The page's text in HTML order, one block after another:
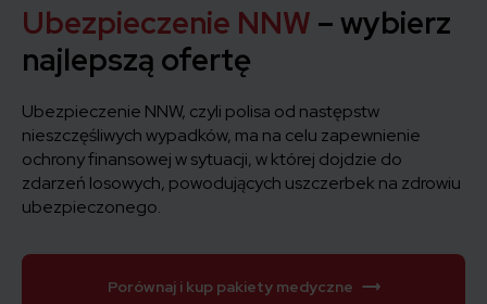
Ubezpieczenie NNW – wybierz
najlepszą ofertę
Ubezpieczenie NNW, czyli polisa od następstw
nieszczęśliwych wypadków, ma na celu zapewnienie
ochrony finansowej w sytuacji, w której dojdzie do
zdarzeń losowych, powodujących uszczerbek na zdrowiu
ubezpieczonego.
Porównaj i kup pakiety medyczne